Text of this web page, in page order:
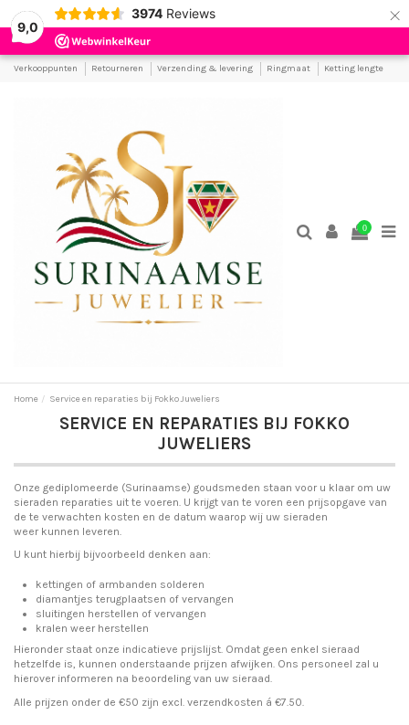
9,0
3974 Reviews ×
Verkooppunten Retourneren Verzending & levering Ringmaat Ketting lengte
0
Home Service en reparaties bij Fokko Juweliers
SERVICE EN REPARATIES BIJ FOKKO
JUWELIERS
Onze gediplomeerde (Surinaamse) goudsmeden staan voor u klaar om uw
sieraden reparaties uit te voeren. U krijgt van te voren een prijsopgave van
de te verwachten kosten en de datum waarop wij uw sieraden
weer kunnen leveren.
U kunt hierbij bijvoorbeeld denken aan:
kettingen of armbanden solderen
diamantjes terugplaatsen of vervangen
sluitingen herstellen of vervangen
kralen weer herstellen
Hieronder staat onze indicatieve prijslijst. Omdat geen enkel sieraad
hetzelfde is, kunnen onderstaande prijzen afwijken. Ons personeel zal u
hierover informeren na beoordeling van uw sieraad.
Alle prijzen onder de €50 zijn excl. verzendkosten á €7.50.